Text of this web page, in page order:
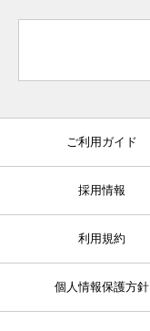
ご利用ガイド
採用情報
利用規約
個人情報保護方針